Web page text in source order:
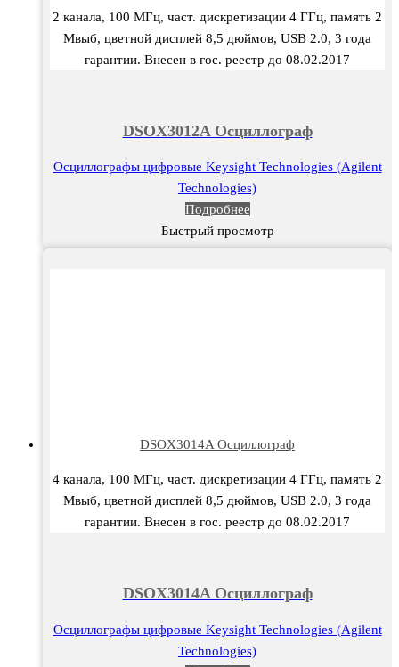
2 канала, 100 МГц, част. дискретизации 4 ГГц, память 2
Мвыб, цветной дисплей 8,5 дюймов, USB 2.0, 3 года
гарантии. Внесен в гос. реестр до 08.02.2017
DSOX3012A Осциллограф
Осциллографы цифровые Keysight Technologies (Agilent
Technologies)
Подробнее
Быстрый просмотр
DSOX3014A Осциллограф
4 канала, 100 МГц, част. дискретизации 4 ГГц, память 2
Мвыб, цветной дисплей 8,5 дюймов, USB 2.0, 3 года
гарантии. Внесен в гос. реестр до 08.02.2017
DSOX3014A Осциллограф
Осциллографы цифровые Keysight Technologies (Agilent
Technologies)